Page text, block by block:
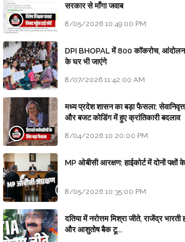
सरकार से माँगा जवाब
8/05/2026 10:49:00 PM
DPI BHOPAL में 800 कॉकरोच, आंदोलन
के घर भी जाएंगे
8/07/2026 11:42:00 AM
मध्य प्रदेश शासन का बड़ा फैसला: सेवानिवृत्त
और बजट कोडिंग में हुए क्रांतिकारी बदलाव
8/04/2026 10:20:00 PM
MP ओबीसी आरक्षण: हाईकोर्ट में दोनों पक्षों
8/05/2026 10:35:00 PM
दतिया में नरोत्तम मिश्रा जीते, राजेंद्र
और आशुतोष बैक टू...